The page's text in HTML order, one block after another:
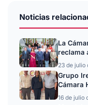
Noticias
La
reclama
23 de julio
Grupo
Cámara
16 de julio